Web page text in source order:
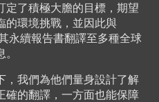
定了積極大膽的目標，期望
的環境挑戰，並因此與
永續報告書翻譯至多種全球
，我們為他們量身設計了解
確的翻譯，一方面也能保障